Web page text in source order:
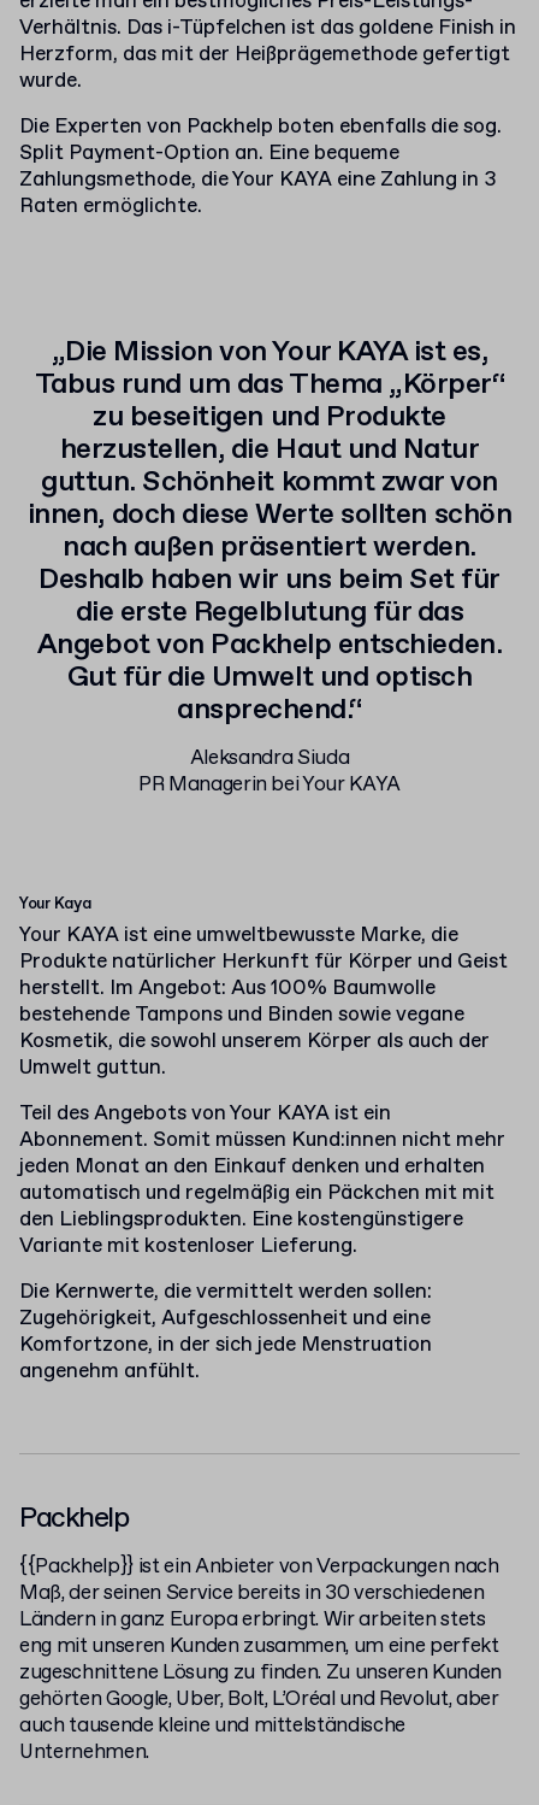
Verhältnis. Das i-Tüpfelchen ist das goldene Finish in
Herzform, das mit der Heißprägemethode gefertigt
wurde.
Die Experten von Packhelp boten ebenfalls die sog.
Split Payment-Option an. Eine bequeme
Zahlungsmethode, die Your KAYA eine Zahlung in 3
Raten ermöglichte.
„Die Mission von Your KAYA ist es,
Tabus rund um das Thema „Körper“
zu beseitigen und Produkte
herzustellen, die Haut und Natur
guttun. Schönheit kommt zwar von
innen, doch diese Werte sollten schön
nach außen präsentiert werden.
Deshalb haben wir uns beim Set für
die erste Regelblutung für das
Angebot von Packhelp entschieden.
Gut für die Umwelt und optisch
ansprechend.“
Aleksandra Siuda
PR Managerin bei Your KAYA
Your Kaya
Your KAYA ist eine umweltbewusste Marke, die
Produkte natürlicher Herkunft für Körper und Geist
herstellt. Im Angebot: Aus 100% Baumwolle
bestehende Tampons und Binden sowie vegane
Kosmetik, die sowohl unserem Körper als auch der
Umwelt guttun.
Teil des Angebots von Your KAYA ist ein
Abonnement. Somit müssen Kund:innen nicht mehr
jeden Monat an den Einkauf denken und erhalten
automatisch und regelmäßig ein Päckchen mit mit
den Lieblingsprodukten. Eine kostengünstigere
Variante mit kostenloser Lieferung.
Die Kernwerte, die vermittelt werden sollen:
Zugehörigkeit, Aufgeschlossenheit und eine
Komfortzone, in der sich jede Menstruation
angenehm anfühlt.
Packhelp
{{Packhelp}} ist ein Anbieter von Verpackungen nach
Maß, der seinen Service bereits in 30 verschiedenen
Ländern in ganz Europa erbringt. Wir arbeiten stets
eng mit unseren Kunden zusammen, um eine perfekt
zugeschnittene Lösung zu finden. Zu unseren Kunden
gehörten Google, Uber, Bolt, L’Oréal und Revolut, aber
auch tausende kleine und mittelständische
Unternehmen.